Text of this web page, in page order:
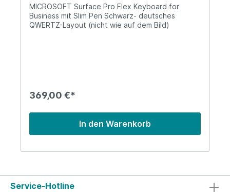
MICROSOFT Surface Pro Flex Keyboard for
Business mit Slim Pen Schwarz- deutsches
QWERTZ-Layout (nicht wie auf dem Bild)
369,00 €*
In den Warenkorb
Service-Hotline